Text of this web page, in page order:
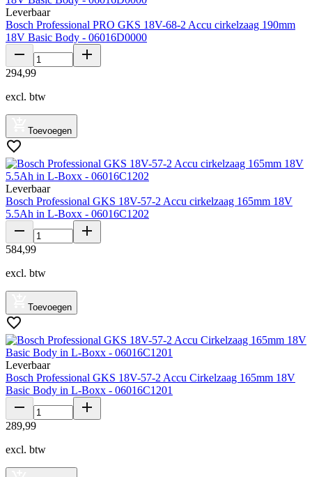
Leverbaar
Bosch Professional PRO GKS 18V-68-2 Accu cirkelzaag 190mm
18V Basic Body - 06016D0000
294,99
excl. btw
Toevoegen
Leverbaar
Bosch Professional GKS 18V-57-2 Accu cirkelzaag 165mm 18V
5.5Ah in L-Boxx - 06016C1202
584,99
excl. btw
Toevoegen
Leverbaar
Bosch Professional GKS 18V-57-2 Accu Cirkelzaag 165mm 18V
Basic Body in L-Boxx - 06016C1201
289,99
excl. btw